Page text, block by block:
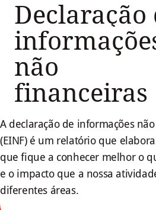
Declaração
não
financeiras
A declaração de informações
(EINF) é um relatório que
que fique a conhecer melhor o
e o impacto que a nossa
diferentes áreas.